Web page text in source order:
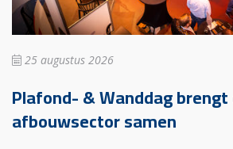
25 augustus 2026
Plafond- & Wanddag
afbouwsector samen